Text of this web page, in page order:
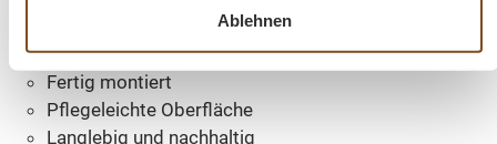
Ablehnen
Jedes Möbelstück ein Unikat
Hochwertige Metallbeschläge
Fertig montiert
Pflegeleichte Oberfläche
Langlebig und nachhaltig